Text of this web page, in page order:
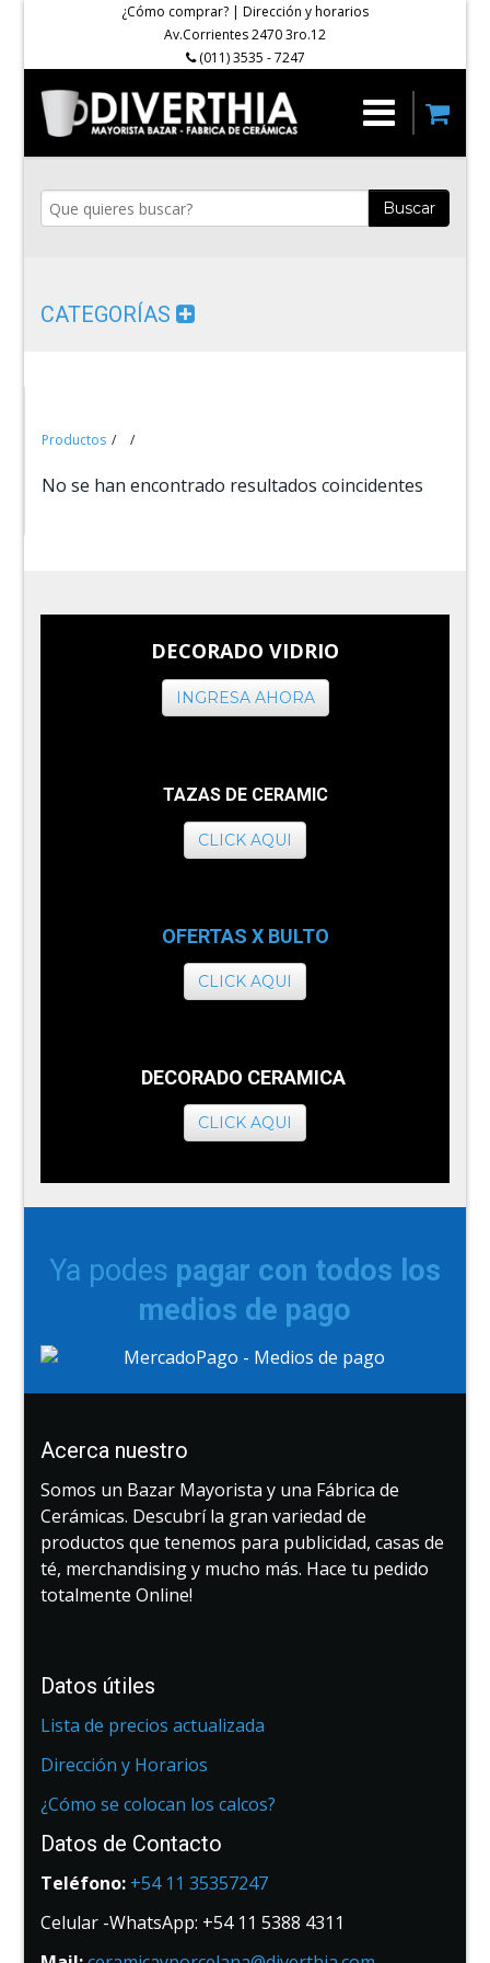
¿Cómo comprar? | Dirección y horarios
Av.Corrientes 2470 3ro.12
(011) 3535 - 7247
Buscar
CATEGORÍAS
Productos
No se han encontrado resultados coincidentes
DECORADO VIDRIO
INGRESA AHORA
TAZAS DE CERAMIC
CLICK AQUI
OFERTAS X BULTO
CLICK AQUI
DECORADO CERAMICA
CLICK AQUI
Ya podes pagar con todos los
medios de pago
Acerca nuestro
Somos un Bazar Mayorista y una Fábrica de
Cerámicas. Descubrí la gran variedad de
productos que tenemos para publicidad, casas de
té, merchandising y mucho más. Hace tu pedido
totalmente Online!
Datos útiles
Lista de precios actualizada
Dirección y Horarios
¿Cómo se colocan los calcos?
Datos de Contacto
Teléfono: +54 11 35357247
Celular -WhatsApp: +54 11 5388 4311